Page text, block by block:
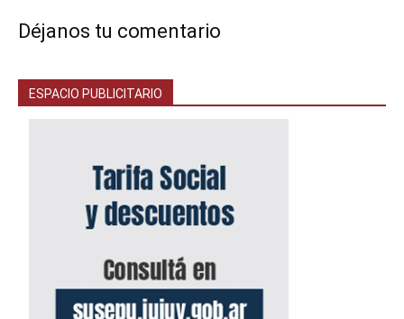
Déjanos tu comentario
ESPACIO PUBLICITARIO